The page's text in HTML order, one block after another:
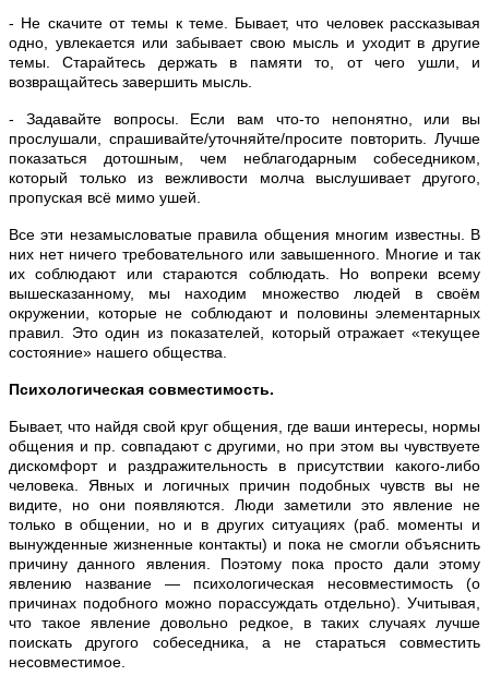
- Не скачите от темы к теме. Бывает, что человек рассказывая
одно, увлекается или забывает свою мысль и уходит в другие
темы. Старайтесь держать в памяти то, от чего ушли, и
возвращайтесь завершить мысль.
- Задавайте вопросы. Если вам что-то непонятно, или вы
прослушали, спрашивайте/уточняйте/просите повторить. Лучше
показаться дотошным, чем неблагодарным собеседником,
который только из вежливости молча выслушивает другого,
пропуская всё мимо ушей.
Все эти незамысловатые правила общения многим известны. В
них нет ничего требовательного или завышенного. Многие и так
их соблюдают или стараются соблюдать. Но вопреки всему
вышесказанному, мы находим множество людей в своём
окружении, которые не соблюдают и половины элементарных
правил. Это один из показателей, который отражает «текущее
состояние» нашего общества.
Психологическая совместимость.
Бывает, что найдя свой круг общения, где ваши интересы, нормы
общения и пр. совпадают с другими, но при этом вы чувствуете
дискомфорт и раздражительность в присутствии какого-либо
человека. Явных и логичных причин подобных чувств вы не
видите, но они появляются. Люди заметили это явление не
только в общении, но и в других ситуациях (раб. моменты и
вынужденные жизненные контакты) и пока не смогли объяснить
причину данного явления. Поэтому пока просто дали этому
явлению название — психологическая несовместимость (о
причинах подобного можно порассуждать отдельно). Учитывая,
что такое явление довольно редкое, в таких случаях лучше
поискать другого собеседника, а не стараться совместить
несовместимое.